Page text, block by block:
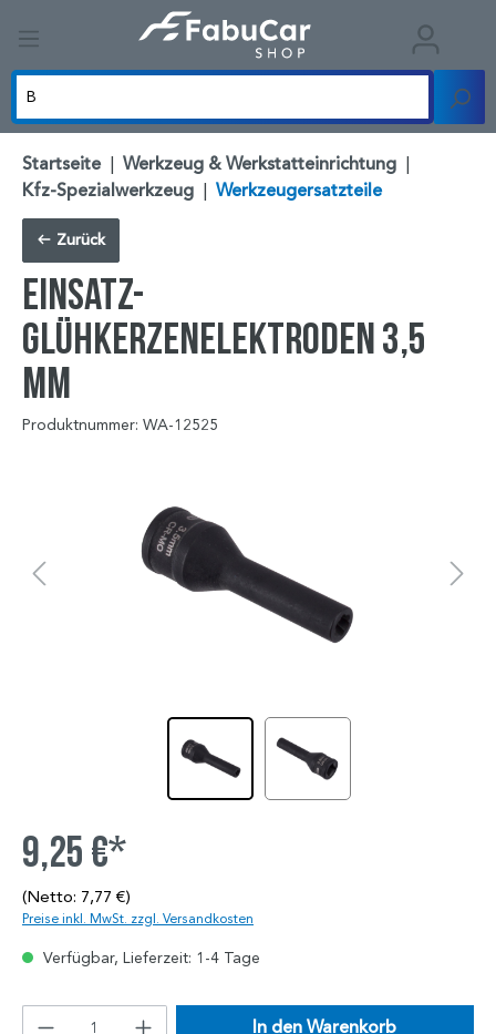
Startseite | Werkzeug & Werkstatteinrichtung |
Kfz-Spezialwerkzeug | Werkzeugersatzteile
Zurück
Einsatz-
Glühkerzenelektroden 3,5
mm
Produktnummer: WA-12525
9,25 €*
(Netto: 7,77 €)
Preise inkl. MwSt. zzgl. Versandkosten
Verfügbar, Lieferzeit: 1-4 Tage
In den Warenkorb